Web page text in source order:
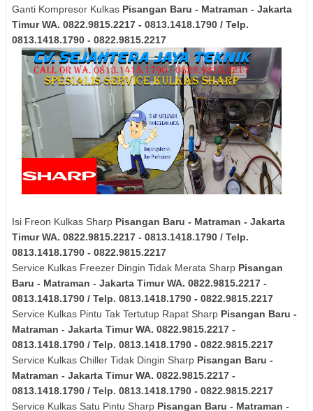
Ganti Kompresor Kulkas Pisangan Baru - Matraman - Jakarta
TimurWA. 0822.9815.2217 - 0813.1418.1790 / Telp.
0813.1418.1790 - 0822.9815.2217
Isi Freon Kulkas Sharp Pisangan Baru - Matraman - Jakarta
TimurWA. 0822.9815.2217 - 0813.1418.1790 / Telp.
0813.1418.1790 - 0822.9815.2217
Service Kulkas Freezer Dingin Tidak Merata Sharp Pisangan
Baru - Matraman - Jakarta TimurWA. 0822.9815.2217 -
0813.1418.1790 / Telp. 0813.1418.1790 - 0822.9815.2217
Service Kulkas Pintu Tak Tertutup Rapat Sharp Pisangan Baru -
Matraman - Jakarta TimurWA. 0822.9815.2217 -
0813.1418.1790 / Telp. 0813.1418.1790 - 0822.9815.2217
Service Kulkas Chiller Tidak Dingin Sharp Pisangan Baru -
Matraman - Jakarta TimurWA. 0822.9815.2217 -
0813.1418.1790 / Telp. 0813.1418.1790 - 0822.9815.2217
Service Kulkas Satu Pintu Sharp Pisangan Baru - Matraman -